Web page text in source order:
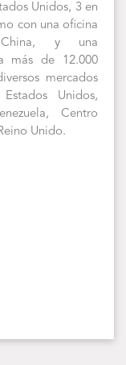
Unidos, 3 en
con una oficina
y una
más de 12.000
mercados
Unidos,
Centro
Unido.